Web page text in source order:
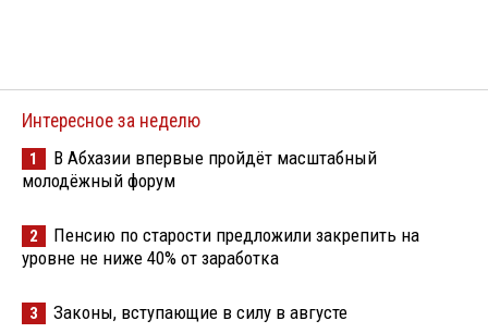
Интересное за неделю
1
В Абхазии впервые пройдёт масштабный
молодёжный форум
2
Пенсию по старости предложили закрепить на
уровне не ниже 40% от заработка
3 Законы, вступающие в силу в августе